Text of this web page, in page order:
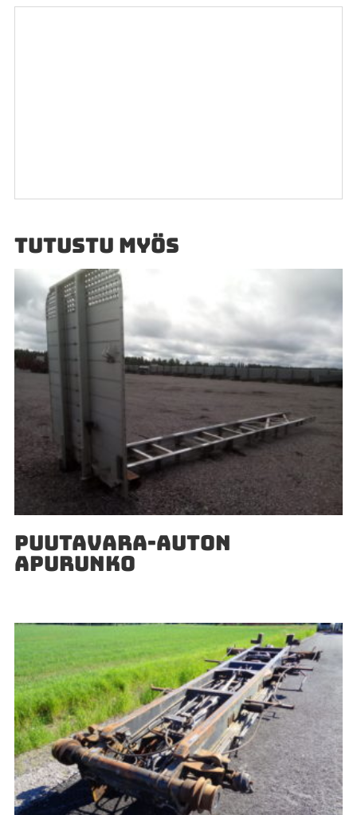
TUTUSTU MYÖS
PUUTAVARA-AUTON
APURUNKO